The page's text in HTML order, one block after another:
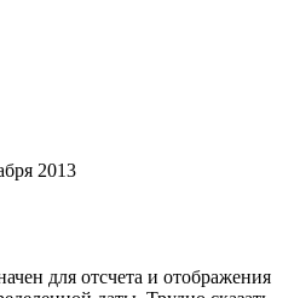
2013
для отсчета и отображения